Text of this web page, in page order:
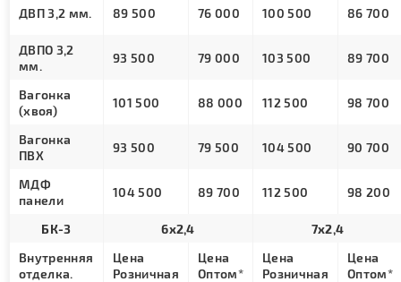
ДВП 3,2 мм. 89 500 76 000 100 500 86 700
ДВПО 3,2
мм.
93 500 79 000 103 500 89 700
Вагонка
(хвоя)
101 500 88 000 112 500 98 700
Вагонка
ПВХ
93 500 79 500 104 500 90 700
МДФ
панели
104 500 89 700 112 500 98 200
БК-3 6х2,4
7х2,4
Внутренняя
отделка.
Цена
Розничная
Цена
Оптом*
Цена
Розничная
Цена
Оптом*